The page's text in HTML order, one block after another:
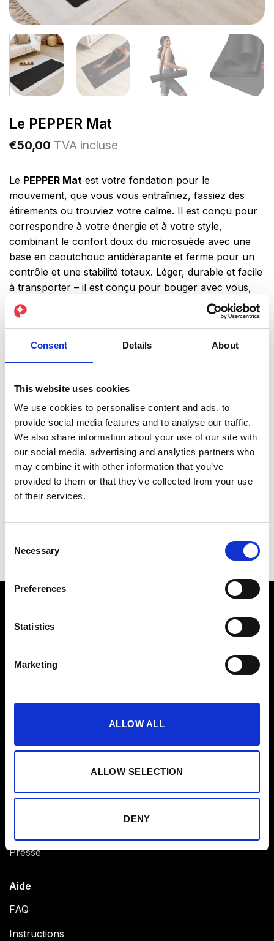
Consent Details About
This website uses cookies
We use cookies to personalise content and ads, to
provide social media features and to analyse our traffic.
We also share information about your use of our site with
our social media, advertising and analytics partners who
may combine it with other information that you’ve
provided to them or that they’ve collected from your use
of their services.
Selection
Necessary
Preferences
Statistics
Marketing
ALLOW ALL
ALLOW SELECTION
DENY
Le PEPPER Mat
€50,00 TVA incluse
Le PEPPER Mat est votre fondation pour le
mouvement, que vous vous entraîniez, fassiez des
étirements ou trouviez votre calme. Il est conçu pour
correspondre à votre énergie et à votre style,
combinant le confort doux du microsuède avec une
base en caoutchouc antidérapante et ferme pour un
contrôle et une stabilité totaux. Léger, durable et facile
à transporter – il est conçu pour bouger avec vous,
des entraînements à la maison aux sessions en studio.
quantité de Le PEPPER Mat
Détails :
• Base en caoutchouc avec revêtement en
microsuède de haute qualité
• Design antidérapant pour une prise sûre et une
stabilité optimale
• Dimensions : 24″ × 68″ (61 cm × 173 cm)
Produit
Combinaison Original EMS
Abonnement à l'application
Partenaire
Studios
Presse
Aide
FAQ
Instructions